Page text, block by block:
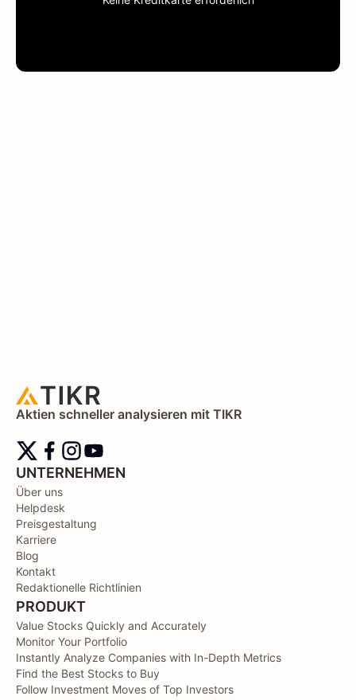
Aktien schneller analysieren mit TIKR
UNTERNEHMEN
Über uns
Helpdesk
Preisgestaltung
Karriere
Blog
Kontakt
Redaktionelle Richtlinien
PRODUKT
Value Stocks Quickly and Accurately
Monitor Your Portfolio
Instantly Analyze Companies with In-Depth Metrics
Find the Best Stocks to Buy
Follow Investment Moves of Top Investors